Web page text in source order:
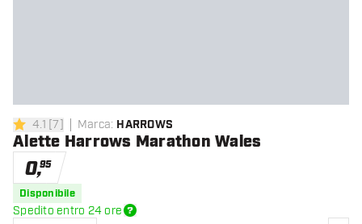
4.1 stelle di valutazione
4.1 [7] Marca: HARROWS
Alette Harrows Marathon Wales
0,95
Disponibile
Spedito entro 24 ore